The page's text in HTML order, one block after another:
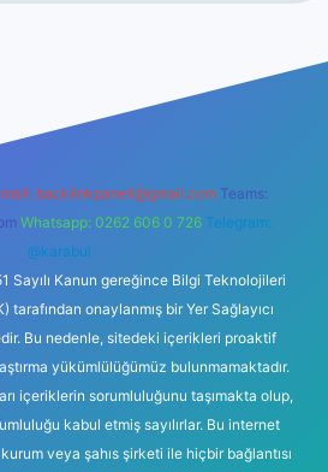
backlinkpaneli@gmail.com Teams:
Whatsapp: 0262 606 0 726 Telegram:
@karabul
Sayılı Kanun gereğince Bilgi Teknolojileri
tarafından onaylanmış bir Yer Sağlayıcı
Bu nedenle, sitedeki içerikleri proaktif
yükümlülüğümüz bulunmamaktadır.
içeriklerin sorumluluğunu taşımakta olup,
kabul etmiş sayılırlar. Bu internet
veya şahıs şirketi ile hiçbir bağlantısı